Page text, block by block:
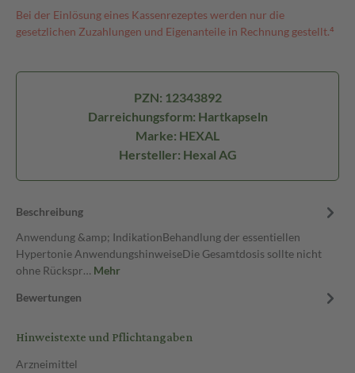
Bei der Einlösung eines Kassenrezeptes werden nur die
gesetzlichen Zuzahlungen und Eigenanteile in Rechnung gestellt.⁴
PZN: 12343892
Darreichungsform: Hartkapseln
Marke: HEXAL
Hersteller: Hexal AG
Beschreibung
Anwendung &amp; IndikationBehandlung der essentiellen
Hypertonie AnwendungshinweiseDie Gesamtdosis sollte nicht
ohne Rückspr… Mehr
Bewertungen
Hinweistexte und Pflichtangaben
Arzneimittel